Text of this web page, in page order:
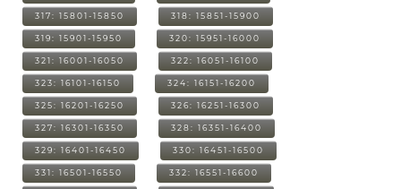
317: 15801-15850 318: 15851-15900
319: 15901-15950 320: 15951-16000
321: 16001-16050 322: 16051-16100
323: 16101-16150 324: 16151-16200
325: 16201-16250 326: 16251-16300
327: 16301-16350 328: 16351-16400
329: 16401-16450 330: 16451-16500
331: 16501-16550 332: 16551-16600